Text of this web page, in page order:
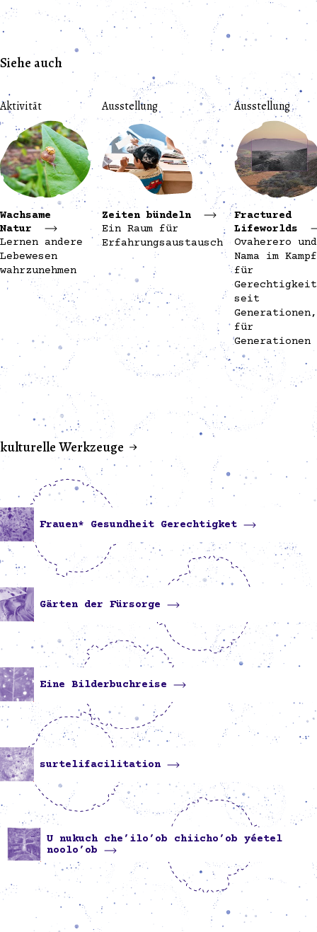
Siehe auch
Aktivität
Wachsame
Natur
Lernen andere
Lebewesen
wahrzunehmen
Ausstellung
Zeiten bündeln
Ein Raum für
Erfahrungsaustausch
Ausstellung
Fractured
Lifeworlds
Ovaherero und
Nama im Kampf
für
Gerechtigkeit
seit
Generationen,
für
Generationen
kulturelle Werkzeuge
Frauen* Gesundheit Gerechtigket
Gärten der Fürsorge
Eine Bilderbuchreise
surtelifacilitation
U nukuch che’ilo’ob chiicho’ob yéetel
noolo’ob